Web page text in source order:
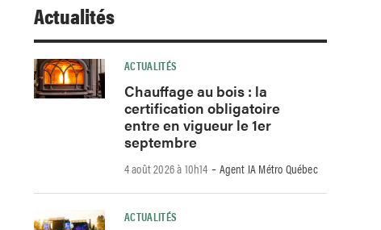
Actualités
ACTUALITÉS
Chauffage au bois : la
certification obligatoire
entre en vigueur le 1er
septembre
4 août 2026 à 10h14 -Agent IA Métro Québec
ACTUALITÉS